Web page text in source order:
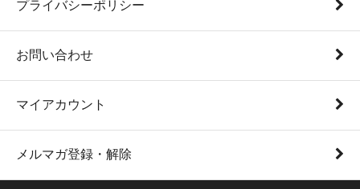
プライバシーポリシー
お問い合わせ
マイアカウント
メルマガ登録・解除